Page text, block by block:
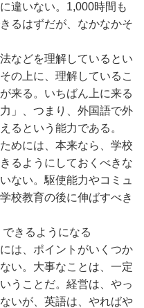
違いない。1,000時間も
るはずだが、なかなかそ
などを理解しているとい
の上に、理解しているこ
来る。いちばん上に来る
」、つまり、外国語で外
るという能力である。
めには、本来なら、学校
るようにしておくべきな
ない。駆使能力やコミュ
校教育の後に伸ばすべき
きるようになる
は、ポイントがいくつか
い。大事なことは、一定
うことだ。経営は、やっ
いが、英語は、やればや